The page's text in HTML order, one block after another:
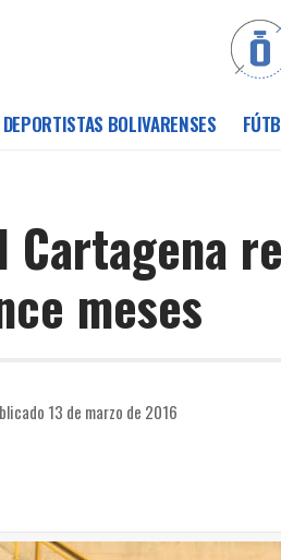
DEPORTISTAS BOLIVARENSES
meses
13 de marzo de 2016